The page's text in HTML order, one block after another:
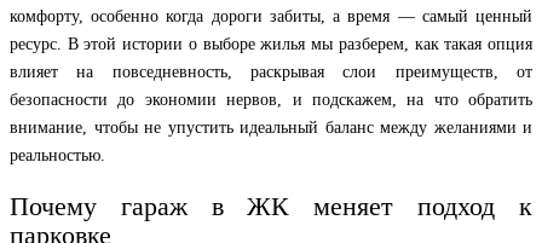
комфорту, особенно когда дороги забиты, а время — самый ценный
ресурс. В этой истории о выборе жилья мы разберем, как такая опция
влияет на повседневность, раскрывая слои преимуществ, от
безопасности до экономии нервов, и подскажем, на что обратить
внимание, чтобы не упустить идеальный баланс между желаниями и
реальностью.
Почему гараж в ЖК меняет подход к
парковке